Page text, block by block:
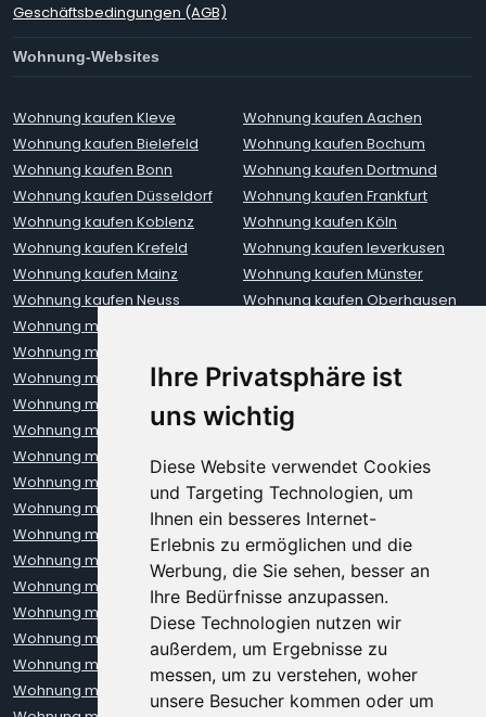
Ihre Privatsphäre ist
uns wichtig
Diese Website verwendet Cookies
und Targeting Technologien, um
Ihnen ein besseres Internet-
Erlebnis zu ermöglichen und die
Werbung, die Sie sehen, besser an
Ihre Bedürfnisse anzupassen.
Diese Technologien nutzen wir
außerdem, um Ergebnisse zu
messen, um zu verstehen, woher
unsere Besucher kommen oder um
Geschäftsbedingungen (AGB)
Wohnung-Websites
Wohnung kaufen Kleve
Wohnung kaufen Aachen
Wohnung kaufen Bielefeld
Wohnung kaufen Bochum
Wohnung kaufen Bonn
Wohnung kaufen Dortmund
Wohnung kaufen Düsseldorf
Wohnung kaufen Frankfurt
Wohnung kaufen Koblenz
Wohnung kaufen Köln
Wohnung kaufen Krefeld
Wohnung kaufen leverkusen
Wohnung kaufen Mainz
Wohnung kaufen Münster
Wohnung kaufen Neuss
Wohnung kaufen Oberhausen
Wohnung mieten Aachen
Wohnung mieten Berlin
Wohnung mieten Bochum
Wohnung mieten Bonn
Wohnung mieten Bremen
Wohnung mieten Darmstadt
Wohnung mieten Dortmund
Wohnung mieten Dresden
Wohnung mieten Düsseldorf
Wohnung mieten Erfurt
Wohnung mieten Frankfurt
Wohnung mieten Freiburg
Wohnung mieten Hamburg
Wohnung mieten Hannover
Wohnung mieten Heidelberg
Wohnung mieten Karlsruhe
Wohnung mieten Kiel
Wohnung mieten Kleve
Wohnung mieten Koblenz
Wohnung mieten Krefeld
Wohnung mieten Leipzig
Wohnung mieten Leverkusen
Wohnung mieten Lübeck
Wohnung mieten Mainz
Wohnung mieten Mannheim
Wohnung mieten München
Wohnung mieten Münster
Wohnung mieten Neuss